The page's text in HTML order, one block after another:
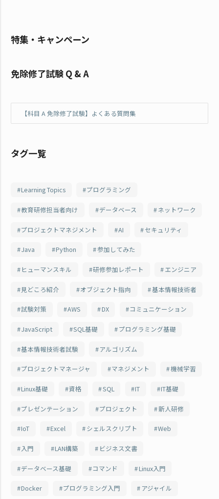
特集・キャンペーン
免除修了試験 Q & A
【科目 A 免除修了試験】よくある質問集
タグ一覧
Learning Topics プログラミング
教育研修担当者向け データベース ネットワーク
プロジェクトマネジメント AI セキュリティ
Java Python 参加してみた
ヒューマンスキル 研修参加レポート エンジニア
見どころ紹介 オブジェクト指向 基本情報技術者
試験対策 AWS DX コミュニケーション
JavaScript SQL基礎 プログラミング基礎
基本情報技術者試験 アルゴリズム
プロジェクトマネージャ マネジメント 機械学習
Linux基礎 資格 SQL IT IT基礎
プレゼンテーション プロジェクト 新人研修
IoT Excel シェルスクリプト Web
入門 LAN構築 ビジネス文書
データベース基礎 コマンド Linux入門
Docker プログラミング入門 アジャイル